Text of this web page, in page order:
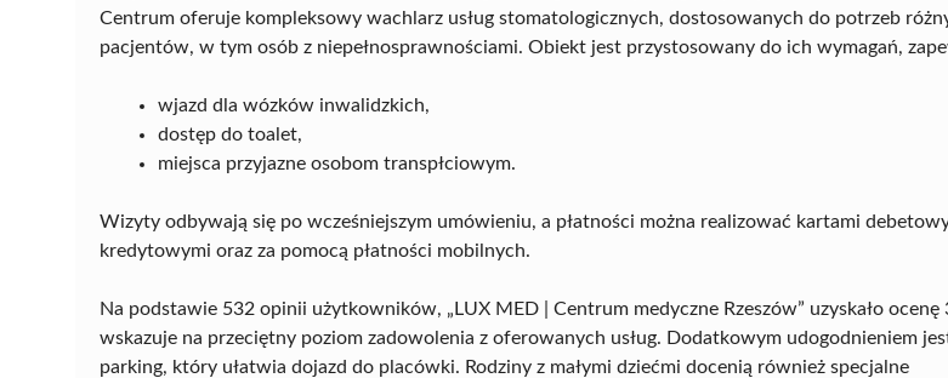
Centrum oferuje kompleksowy wachlarz usług stomatologicznych, dostosowanych do potrzeb
pacjentów, w tym osób z niepełnosprawnościami. Obiekt jest przystosowany do ich wymagań,
wjazd dla wózków inwalidzkich,
dostęp do toalet,
miejsca przyjazne osobom transpłciowym.
Wizyty odbywają się po wcześniejszym umówieniu, a płatności można realizować kartami
kredytowymi oraz za pomocą płatności mobilnych.
Na podstawie 532 opinii użytkowników, „LUX MED | Centrum medyczne Rzeszów” uzyskało ocenę
wskazuje na przeciętny poziom zadowolenia z oferowanych usług. Dodatkowym udogodnieniem
parking, który ułatwia dojazd do placówki. Rodziny z małymi dziećmi docenią również specjalne